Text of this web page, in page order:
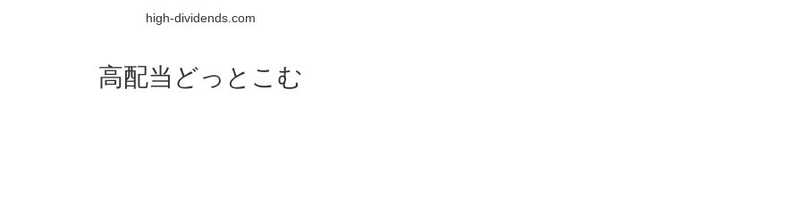
high-dividends.com
高配当どっとこむ